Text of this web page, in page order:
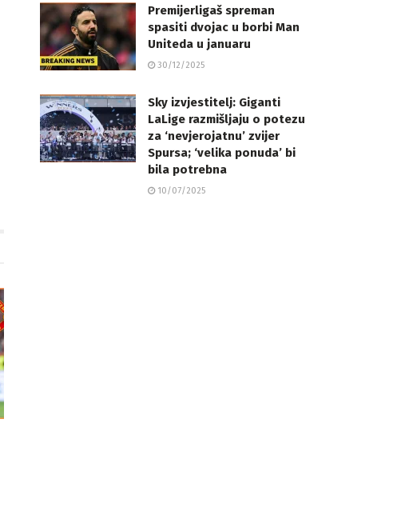
Premijerligaš spreman
spasiti dvojac u borbi Man
Uniteda u januaru
30/12/2025
Sky izvjestitelj: Giganti
LaLige razmišljaju o potezu
za ‘nevjerojatnu’ zvijer
Spursa; ‘velika ponuda’ bi
bila potrebna
10/07/2025